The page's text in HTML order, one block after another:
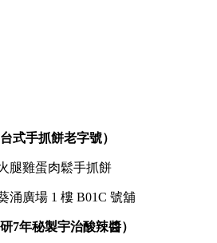
式手抓餅老字號）
腿雞蛋肉鬆手抓餅
涌廣場 1 樓 B01C 號舖
7年秘製宇治酸辣醬）